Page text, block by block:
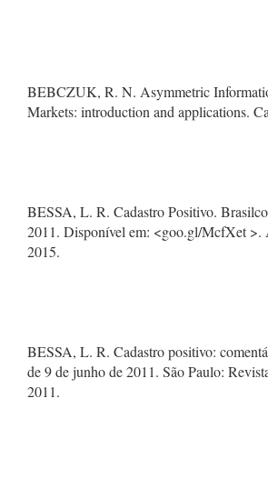
BEBCZUK, R. N. Asymmetric
Markets: introduction and applications.
BESSA, L. R. Cadastro Positivo.
2011. Disponível em: <goo.gl/McfXet >.
2015.
BESSA, L. R. Cadastro positivo:
de 9 de junho de 2011. São Paulo:
2011.